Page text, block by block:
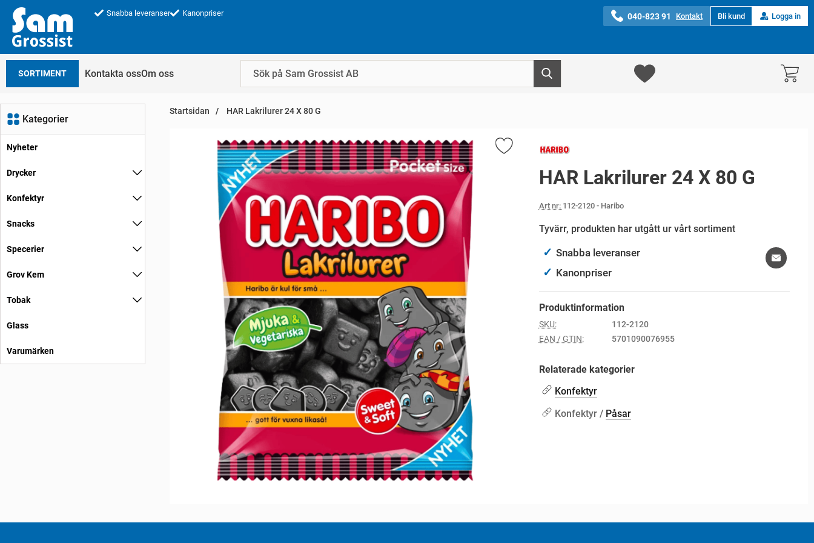
Snabba leveranser Kanonpriser 040-823 91 Kontakt Bli kund Logga in
SORTIMENT Kontakta ossOm oss
Kategorier
Nyheter
Drycker
Konfektyr
Snacks
Specerier
Grov Kem
Tobak
Glass
Varumärken
Startsidan HAR Lakrilurer 24 X 80 G
HAR Lakrilurer 24 X 80 G
Art nr: 112-2120- Haribo
Tyvärr, produkten har utgått ur vårt sortiment
✓ Snabba leveranser
✓ Kanonpriser
Produktinformation
SKU:
112-2120
EAN / GTIN:
5701090076955
Relaterade kategorier
Konfektyr
Konfektyr / Påsar